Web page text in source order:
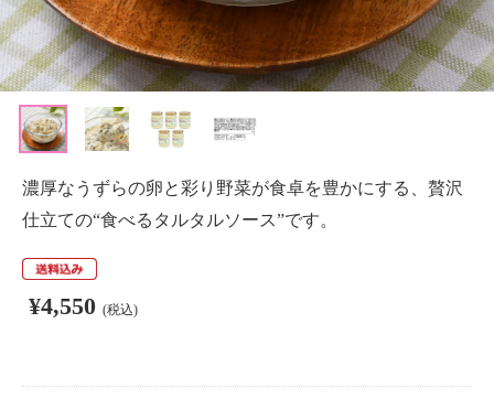
濃厚なうずらの卵と彩り野菜が食卓を豊かにする、贅沢
仕立ての“食べるタルタルソース”です。
¥4,550 (税込)